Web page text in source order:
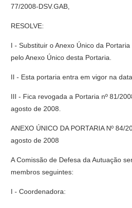
77/2008-DSV.GAB,
RESOLVE:
I - Substituir o Anexo Único da Portaria
pelo Anexo Único desta Portaria.
II - Esta portaria entra em vigor na
III - Fica revogada a Portaria nº 81/
agosto de 2008.
ANEXO ÚNICO DA PORTARIA Nº 84/
agosto de 2008
A Comissão de Defesa da Autuação
membros seguintes:
I - Coordenadora: